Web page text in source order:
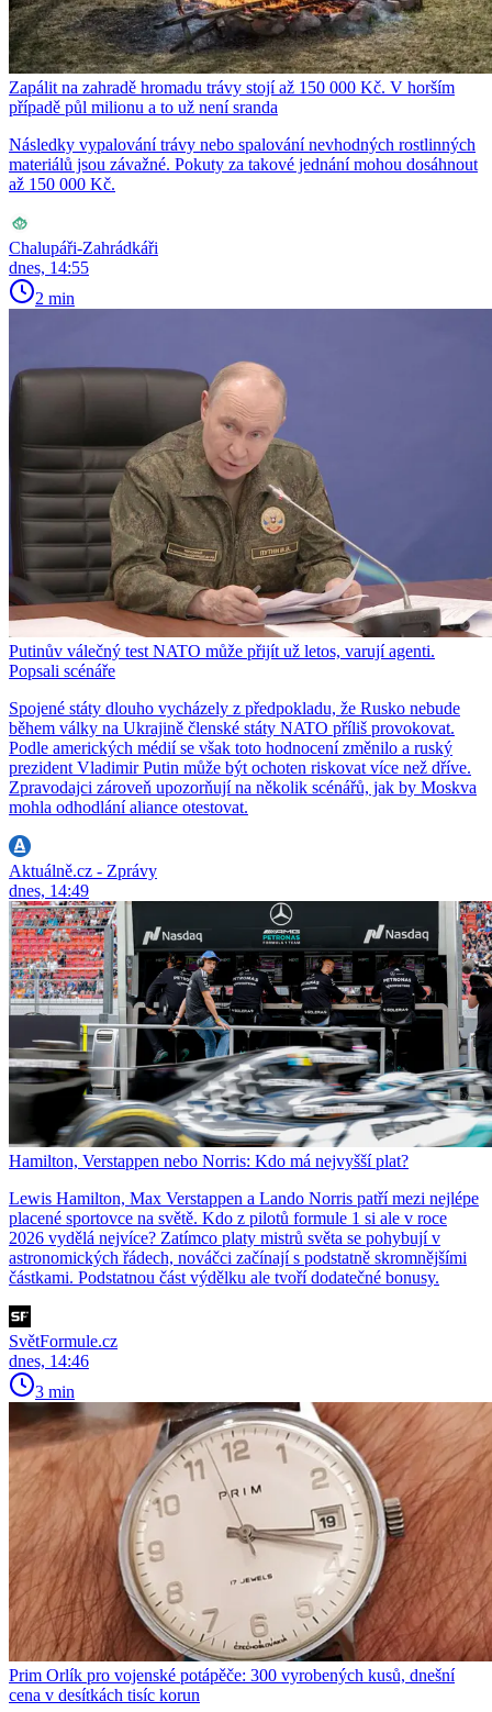
Zapálit na zahradě hromadu trávy stojí až 150 000 Kč. V horším
případě půl milionu a to už není sranda
Následky vypalování trávy nebo spalování nevhodných rostlinných
materiálů jsou závažné. Pokuty za takové jednání mohou dosáhnout
až 150 000 Kč.
Chalupáři-Zahrádkáři
dnes, 14:55
2 min
Putinův válečný test NATO může přijít už letos, varují agenti.
Popsali scénáře
Spojené státy dlouho vycházely z předpokladu, že Rusko nebude
během války na Ukrajině členské státy NATO příliš provokovat.
Podle amerických médií se však toto hodnocení změnilo a ruský
prezident Vladimir Putin může být ochoten riskovat více než dříve.
Zpravodajci zároveň upozorňují na několik scénářů, jak by Moskva
mohla odhodlání aliance otestovat.
Aktuálně.cz - Zprávy
dnes, 14:49
Hamilton, Verstappen nebo Norris: Kdo má nejvyšší plat?
Lewis Hamilton, Max Verstappen a Lando Norris patří mezi nejlépe
placené sportovce na světě. Kdo z pilotů formule 1 si ale v roce
2026 vydělá nejvíce? Zatímco platy mistrů světa se pohybují v
astronomických řádech, nováčci začínají s podstatně skromnějšími
částkami. Podstatnou část výdělku ale tvoří dodatečné bonusy.
SvětFormule.cz
dnes, 14:46
3 min
Prim Orlík pro vojenské potápěče: 300 vyrobených kusů, dnešní
cena v desítkách tisíc korun